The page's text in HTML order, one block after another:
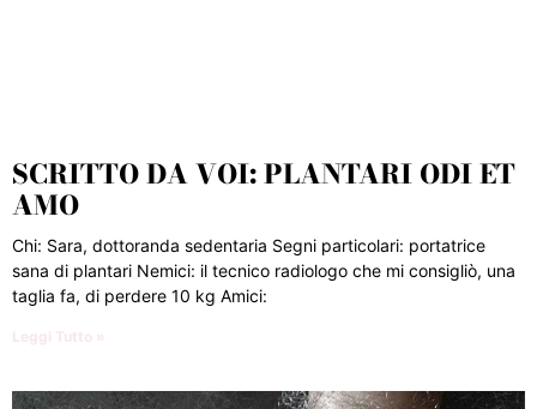
SCRITTO DA VOI: PLANTARI ODI ET
AMO
Chi: Sara, dottoranda sedentaria Segni particolari: portatrice
sana di plantari Nemici: il tecnico radiologo che mi consigliò, una
taglia fa, di perdere 10 kg Amici:
Leggi Tutto »